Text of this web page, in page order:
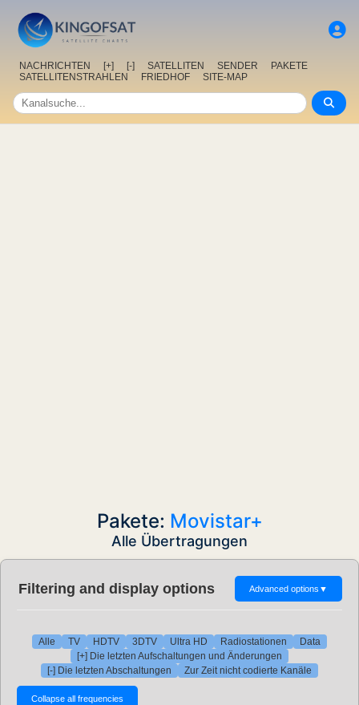
NACHRICHTEN [+] [-] SATELLITEN SENDER
PAKETE
SATELLITENSTRAHLEN
FRIEDHOF SITE-MAP
Pakete: Movistar+
Alle Übertragungen
Filtering and display options Advanced options ▼
Alle TV HDTV 3DTV Ultra HD Radiostationen
Data
[+] Die letzten Aufschaltungen und Änderungen
[-] Die letzten Abschaltungen
Zur Zeit nicht codierte Kanäle